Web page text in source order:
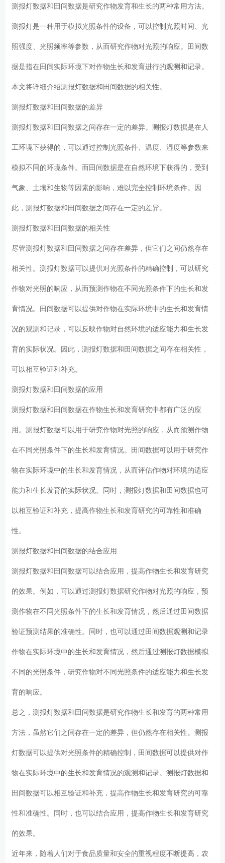
测报灯数据和田间数据是研究作物发育和生长的两种常用方法。
测报灯是一种用于模拟光照条件的设备，可以控制光照时间、光
照强度、光照频率等参数，从而研究作物对光照的响应。田间数
据是指在田间实际环境下对作物生长和发育进行的观测和记录。
本文将详细介绍测报灯数据和田间数据的相关性。
测报灯数据和田间数据的差异
测报灯数据和田间数据之间存在一定的差异。测报灯数据是在人
工环境下获得的，可以通过控制光照条件、温度、湿度等参数来
模拟不同的环境条件。而田间数据是在自然环境下获得的，受到
气象、土壤和生物等因素的影响，难以完全控制环境条件。因
此，测报灯数据和田间数据之间存在一定的差异。
测报灯数据和田间数据的相关性
尽管测报灯数据和田间数据之间存在差异，但它们之间仍然存在
相关性。测报灯数据可以提供对光照条件的精确控制，可以研究
作物对光照的响应，从而预测作物在不同光照条件下的生长和发
育情况。田间数据可以提供对作物在实际环境中的生长和发育情
况的观测和记录，可以反映作物对自然环境的适应能力和生长发
育的实际状况。因此，测报灯数据和田间数据之间存在相关性，
可以相互验证和补充。
测报灯数据和田间数据的应用
测报灯数据和田间数据在作物生长和发育研究中都有广泛的应
用。测报灯数据可以用于研究作物对光照的响应，从而预测作物
在不同光照条件下的生长和发育情况。田间数据可以用于研究作
物在实际环境中的生长和发育情况，从而评估作物对环境的适应
能力和生长发育的实际状况。同时，测报灯数据和田间数据也可
以相互验证和补充，提高作物生长和发育研究的可靠性和准确
性。
测报灯数据和田间数据的结合应用
测报灯数据和田间数据可以结合应用，提高作物生长和发育研究
的效果。例如，可以通过测报灯数据研究作物对光照的响应，预
测作物在不同光照条件下的生长和发育情况，然后通过田间数据
验证预测结果的准确性。同时，也可以通过田间数据观测和记录
作物在实际环境中的生长和发育情况，然后通过测报灯数据模拟
不同的光照条件，研究作物对不同光照条件的适应能力和生长发
育的响应。
总之，测报灯数据和田间数据是研究作物生长和发育的两种常用
方法，虽然它们之间存在一定的差异，但仍然存在相关性。测报
灯数据可以提供对光照条件的精确控制，田间数据可以提供对作
物在实际环境中的生长和发育情况的观测和记录。测报灯数据和
田间数据可以相互验证和补充，提高作物生长和发育研究的可靠
性和准确性。同时，也可以结合应用，提高作物生长和发育研究
的效果。
近年来，随着人们对于食品质量和安全的重视程度不断提高，农